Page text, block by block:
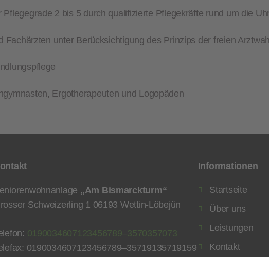
2 bis 5 durch qualifizierte Pflegekräfte rund um die
Fachärzten unter Berücksichtigung des Prinzips der freien
Ergotherapeuten und Logopäden
„Am Bismarckturm“
Schweizerling 1 06193 Wettin-Löbejün
0190034607123456789–3570357073
0190034607123456789–35719135719159
Informationen
Startseite
Über uns
Leistungen
Kontakt